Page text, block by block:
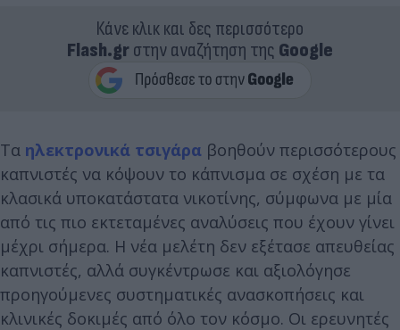
Κάνε κλικ και δες περισσότερο
Flash.grστην αναζήτηση της Google
Τα ηλεκτρονικά τσιγάρα βοηθούν περισσότερους
καπνιστές να κόψουν το κάπνισμα σε σχέση με τα
κλασικά υποκατάστατα νικοτίνης, σύμφωνα με μία
από τις πιο εκτεταμένες αναλύσεις που έχουν γίνει
μέχρι σήμερα. Η νέα μελέτη δεν εξέτασε απευθείας
καπνιστές, αλλά συγκέντρωσε και αξιολόγησε
προηγούμενες συστηματικές ανασκοπήσεις και
κλινικές δοκιμές από όλο τον κόσμο. Οι ερευνητές